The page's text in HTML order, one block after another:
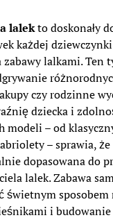
lalekto doskonały
każdej dziewczynki
lalkami. Ten
czy rodzinne
dziecka i
modeli – od
– sprawia,
dopasowana do
lalek. Zabawa
świetnym
i